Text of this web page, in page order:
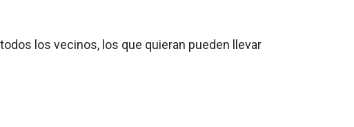
los vecinos, los que quieran pueden llevar